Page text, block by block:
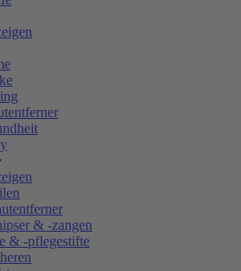
& -zangen
& -pflegestifte